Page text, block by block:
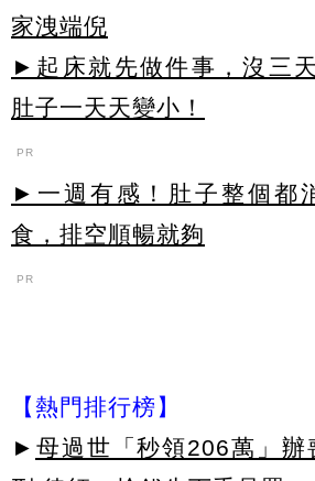
家洩端倪
►起床就先做件事，沒三
肚子一天天變小！
PR
►一週有感！肚子整個都
食，排空順暢就夠
PR
【熱門排行榜】
► 母過世「秒領206萬」辦